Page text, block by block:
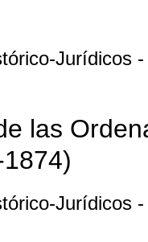
Jurídicos
las
Jurídicos